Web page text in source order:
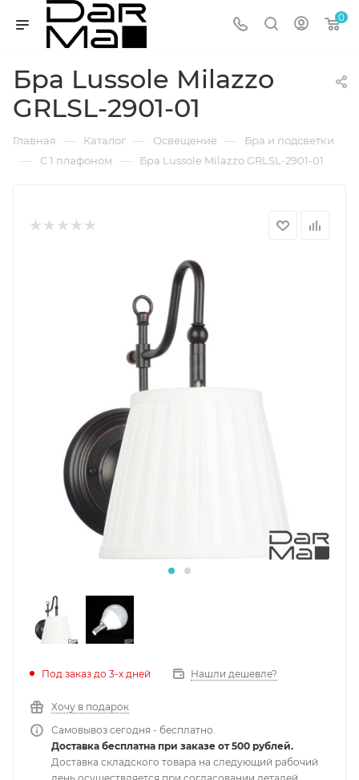
0
Бра Lussole Milazzo
GRLSL-2901-01
Главная — Каталог — Освещение — Бра и подсветки
— С 1 плафоном — Бра Lussole Milazzo GRLSL-2901-01
Под заказ до 3-х дней Нашли дешевле?
Хочу в подарок
Самовывоз сегодня - бесплатно.
Доставка бесплатна при заказе от 500 рублей.
Доставка складского товара на следующий рабочий